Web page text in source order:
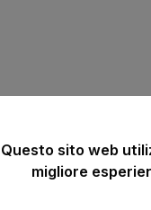
Questo sito web
migliore